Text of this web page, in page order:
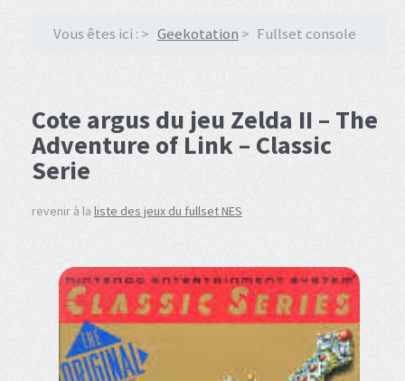
Vous êtes ici : Geekotation Fullset console
Cote argus du jeu Zelda II – The
Adventure of Link – Classic
Serie
revenir à la liste des jeux du fullset NES